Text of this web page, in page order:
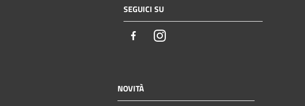
SEGUICI SU
FacebookInstagram
NOVITÀ